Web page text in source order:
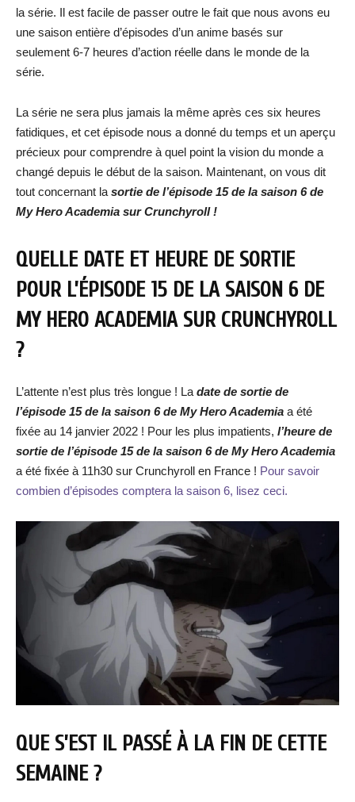
la série. Il est facile de passer outre le fait que nous avons eu
une saison entière d’épisodes d’un anime basés sur
seulement 6-7 heures d’action réelle dans le monde de la
série.
La série ne sera plus jamais la même après ces six heures
fatidiques, et cet épisode nous a donné du temps et un aperçu
précieux pour comprendre à quel point la vision du monde a
changé depuis le début de la saison. Maintenant, on vous dit
tout concernant la sortie de l’épisode 15 de la saison 6 de
My Hero Academia sur Crunchyroll !
QUELLE DATE ET HEURE DE SORTIE
POUR L’ÉPISODE 15 DE LA SAISON 6 DE
MY HERO ACADEMIA SUR CRUNCHYROLL
?
L’attente n’est plus très longue ! La date de sortie de
l’épisode 15 de la saison 6 de My Hero Academia a été
fixée au 14 janvier 2022 ! Pour les plus impatients, l’heure de
sortie de l’épisode 15 de la saison 6 de My Hero Academia
a été fixée à 11h30 sur Crunchyroll en France ! Pour savoir
combien d’épisodes comptera la saison 6, lisez ceci.
QUE S’EST IL PASSÉ À LA FIN DE CETTE
SEMAINE ?